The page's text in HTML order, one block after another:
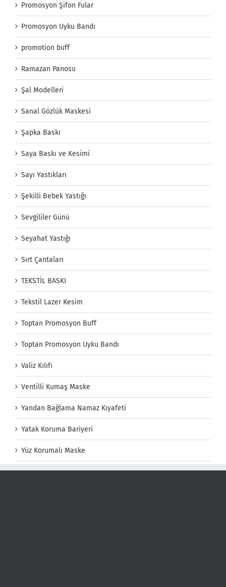
Promosyon Şifon Fular
Promosyon Uyku Bandı
promotion buff
Ramazan Panosu
Şal Modelleri
Sanal Gözlük Maskesi
Şapka Baskı
Saya Baskı ve Kesimi
Sayı Yastıkları
Şekilli Bebek Yastığı
Sevgililer Günü
Seyahat Yastığı
Sırt Çantaları
TEKSTİL BASKI
Tekstil Lazer Kesim
Toptan Promosyon Buff
Toptan Promosyon Uyku Bandı
Valiz Kılıfı
Ventilli Kumaş Maske
Yandan Bağlama Namaz Kıyafeti
Yatak Koruma Bariyeri
Yüz Korumalı Maske